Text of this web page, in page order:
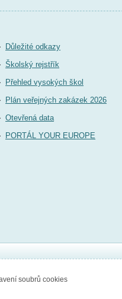
Důležité odkazy
Školský rejstřík
Přehled vysokých škol
Plán veřejných zakázek 2026
Otevřená data
PORTÁL YOUR EUROPE
soubrů cookies